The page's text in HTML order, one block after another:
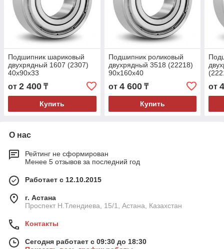
Подшипник шариковый
двухрядный 1607 (2307)
40x90x33
от 2 400 ₸
Купить
Подшипник роликовый
двухрядный 3518 (22218)
90x160x40
от 4 600₸
Купить
от
О нас
Рейтинг не сформирован
Менее 5 отзывов за последний год
Работает с 12.10.2015
г. Астана
Проспект Н.Тлендиева, 15/1, Астана, Казахстан
Контакты
Сегодня работает с 09:30 до 18:30